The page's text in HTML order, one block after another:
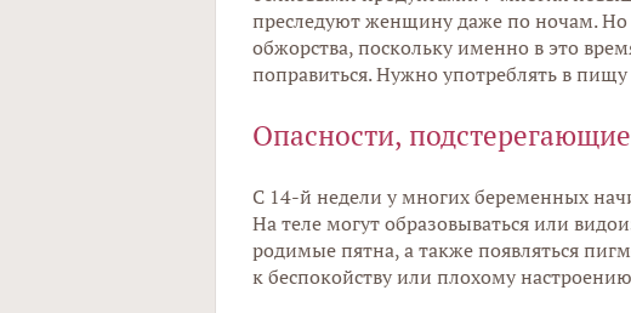
преследуют женщину даже по ночам.
обжорства, поскольку именно в это
поправиться. Нужно употреблять в
Опасности,
С 14-й недели у многих беременных
На теле могут образовываться или
родимые пятна, а также появляться
к беспокойству или плохому